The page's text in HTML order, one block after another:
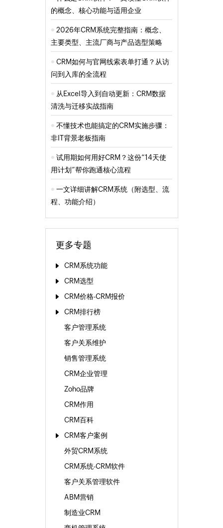
的概念、核心功能与适用企业
2026年CRM系统完整指南：概念、
主要类型、主流厂商与产品选型策略
CRM如何与官网线索表单打通？从访
问到入库的全流程
从Excel导入到自动更新：CRM数据
清洗与迁移实战指南
不懂技术也能搞定的CRM实施步骤：
非IT背景老板指南
试用期如何用好CRM？这份“14天使
用计划”帮你跑通核心流程
一文详细讲解CRM系统（附选型、流
程、功能介绍）
更多专题
CRM系统功能
CRM选型
CRM价格-CRM报价
CRM排行榜
客户管理系统
客户关系维护
销售管理系统
CRM企业管理
Zoho品牌
CRM作用
CRM百科
CRM客户案例
外贸CRM系统
CRM系统-CRM软件
客户关系管理软件
ABM营销
制造业CRM